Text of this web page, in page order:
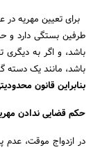
برای تعیین مهریه
طرفین بستگی دارد و
باشد، و اگر به دیگری
باشد، مانند یک دسته
بنابراین قانون
حکم قضایی ندادن